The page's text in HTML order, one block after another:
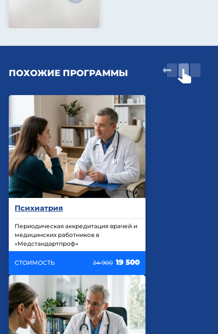
ПОХОЖИЕ ПРОГРАММЫ
Психиатрия
Периодическая аккредитация врачей и
медицинских работников в
«Медстандартпроф»
СТОИМОСТЬ 24 900 19 500